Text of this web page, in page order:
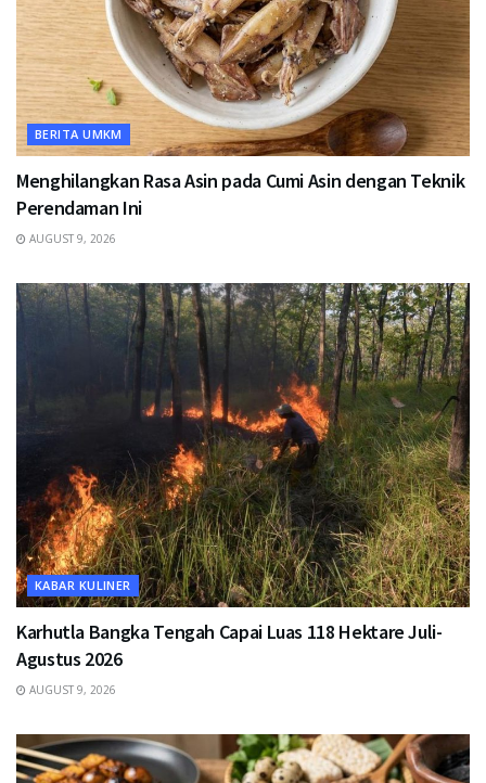
BERITA UMKM
Menghilangkan Rasa Asin pada Cumi Asin dengan Teknik
Perendaman Ini
AUGUST 9, 2026
KABAR KULINER
Karhutla Bangka Tengah Capai Luas 118 Hektare Juli-
Agustus 2026
AUGUST 9, 2026